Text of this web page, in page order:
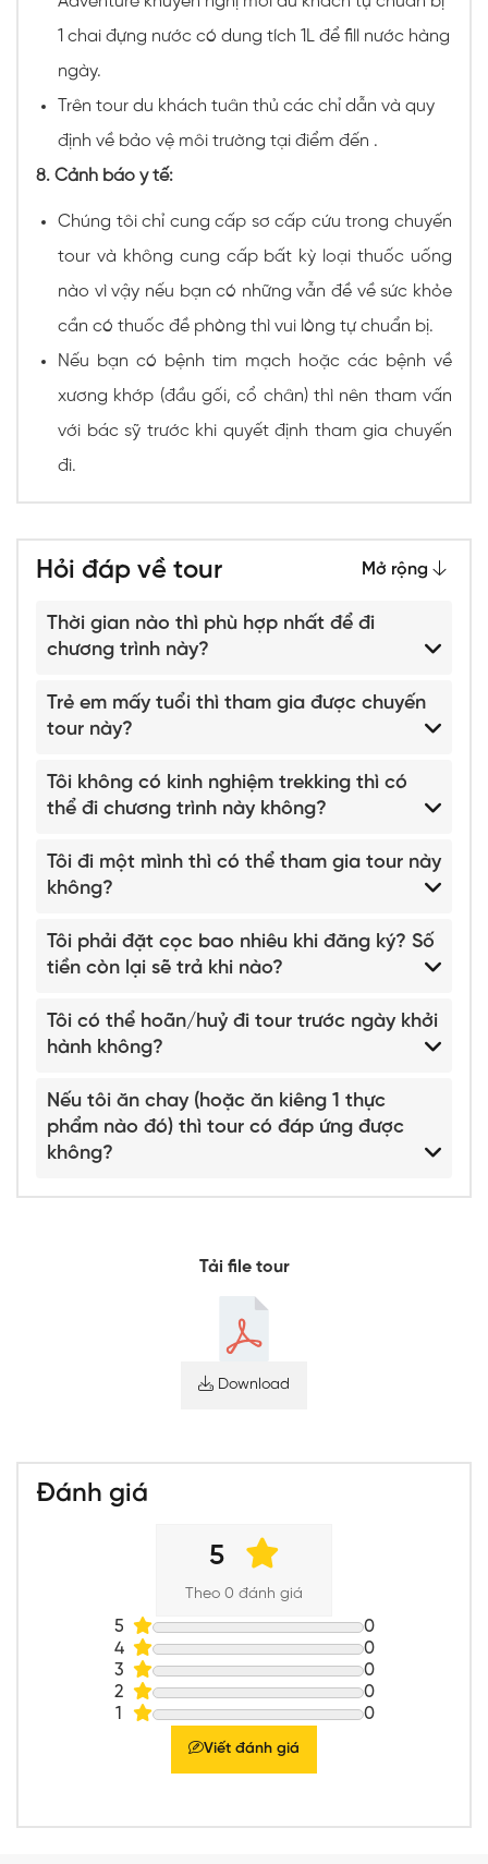
1 chai đựng nước có dung tích 1L để fill nước hàng
ngày.
Trên tour du khách tuân thủ các chỉ dẫn và quy
định về bảo vệ môi trường tại điểm đến .
8. Cảnh báo y tế:
Chúng tôi chỉ cung cấp sơ cấp cứu trong chuyến
tour và không cung cấp bất kỳ loại thuốc uống
nào vì vậy nếu bạn có những vẫn đề về sức khỏe
cần có thuốc đề phòng thì vui lòng tự chuẩn bị.
Nếu bạn có bệnh tim mạch hoặc các bệnh về
xương khớp (đầu gối, cổ chân) thì nên tham vấn
với bác sỹ trước khi quyết định tham gia chuyến
đi.
Hỏi đáp về tour Mở rộng
Thời gian nào thì phù hợp nhất để đi
chương trình này?
Trẻ em mấy tuổi thì tham gia được chuyến
tour này?
Tôi không có kinh nghiệm trekking thì có
thể đi chương trình này không?
Tôi đi một mình thì có thể tham gia tour này
không?
Tôi phải đặt cọc bao nhiêu khi đăng ký? Số
tiền còn lại sẽ trả khi nào?
Tôi có thể hoãn/huỷ đi tour trước ngày khởi
hành không?
Nếu tôi ăn chay (hoặc ăn kiêng 1 thực
phẩm nào đó) thì tour có đáp ứng được
không?
Tải file tour
Download
Đánh giá
5
Theo 0 đánh giá
5
0
4
0
3
0
2
0
1
0
Viết đánh giá